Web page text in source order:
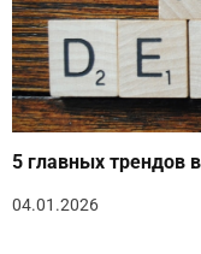
5 главных трендов
04.01.2026